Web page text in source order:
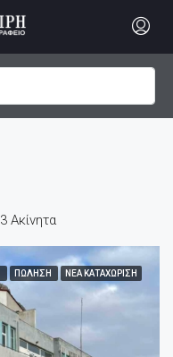
3 Ακίνητα
ΠΏΛΗΣΗ ΝΈΑ ΚΑΤΑΧΏΡΙΣΗ